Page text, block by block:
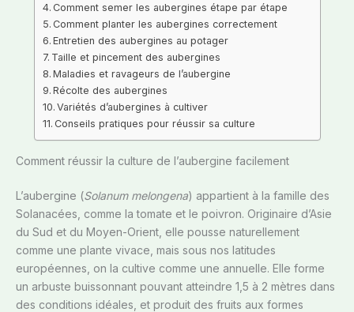
Comment semer les aubergines étape par étape
Comment planter les aubergines correctement
Entretien des aubergines au potager
Taille et pincement des aubergines
Maladies et ravageurs de l’aubergine
Récolte des aubergines
Variétés d’aubergines à cultiver
Conseils pratiques pour réussir sa culture
Comment réussir la culture de l’aubergine facilement
L’aubergine (Solanum melongena) appartient à la famille des
Solanacées, comme la tomate et le poivron. Originaire d’Asie
du Sud et du Moyen-Orient, elle pousse naturellement
comme une plante vivace, mais sous nos latitudes
européennes, on la cultive comme une annuelle. Elle forme
un arbuste buissonnant pouvant atteindre 1,5 à 2 mètres dans
des conditions idéales, et produit des fruits aux formes